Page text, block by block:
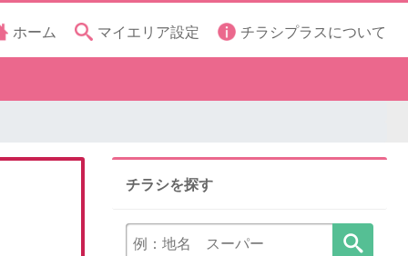
ホーム マイエリア設定 チラシプラスについて
チラシを探す